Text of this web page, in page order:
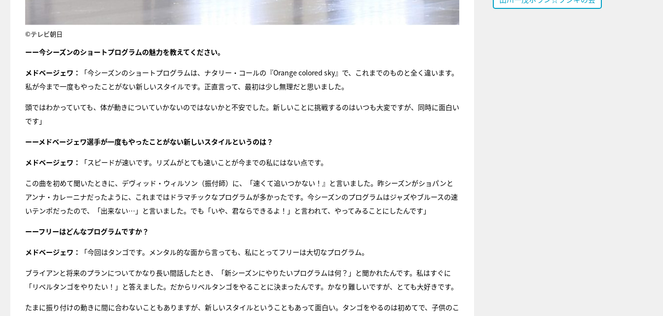
©テレビ朝日
ーー今シーズンのショートプログラムの魅力を教えてください。
メドベージェワ：
「今シーズンのショートプログラムは、ナタリー・コールの『Orange colored sky』で、これまでのものと全く違います。
私が今まで一度もやったことがない新しいスタイルです。正直言って、最初は少し無理だと思いました。
頭ではわかっていても、体が動きについていかないのではないかと不安でした。新しいことに挑戦するのはいつも大変ですが、同時に面白い
です」
ーーメドベージェワ選手が一度もやったことがない新しいスタイルというのは？
メドベージェワ： 「スピードが速いです。リズムがとても速いことが今までの私にはない点です。
この曲を初めて聞いたときに、デヴィッド・ウィルソン（振付師）に、「速くて追いつかない！』と言いました。昨シーズンがショパンと
アンナ・カレーニナだったように、これまではドラマチックなプログラムが多かったです。今シーズンのプログラムはジャズやブルースの速
いテンポだったので、「出来ない…」と言いました。でも「いや、君ならできるよ！」と言われて、やってみることにしたんです」
ーーフリーはどんなプログラムですか？
メドベージェワ： 「今回はタンゴです。メンタル的な面から言っても、私にとってフリーは大切なプログラム。
ブライアンと将来のプランについてかなり長い間話したとき、「新シーズンにやりたいプログラムは何？」と聞かれたんです。私はすぐに
「リベルタンゴをやりたい！」と答えました。だからリベルタンゴをやることに決まったんです。かなり難しいですが、とても大好きです。
たまに振り付けの動きに間に合わないこともありますが、新しいスタイルということもあって面白い。タンゴをやるのは初めてで、子供のこ